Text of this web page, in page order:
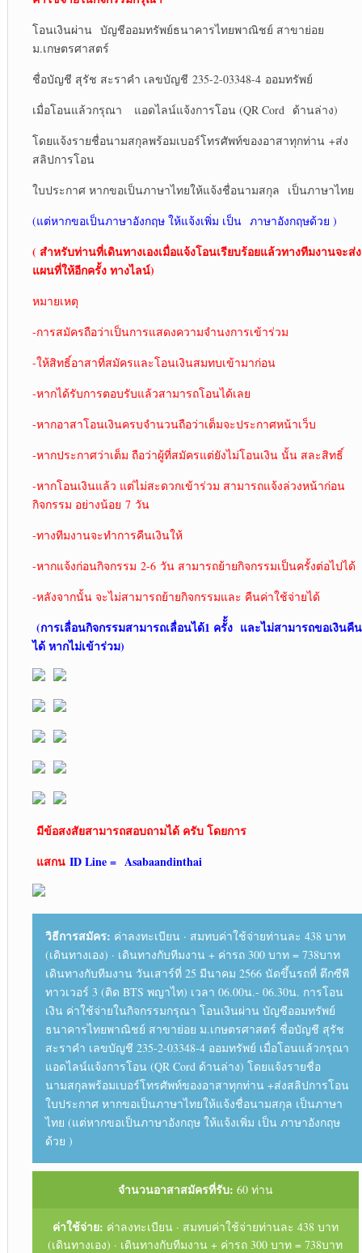
โอนเงินผ่าน บัญชีออมทรัพย์ธนาคารไทยพาณิชย์ สาขาย่อย
ม.เกษตรศาสตร์
ชื่อบัญชี สุรัช สะราคำ เลขบัญชี 235-2-03348-4 ออมทรัพย์
เมื่อโอนแล้วกรุณา แอดไลน์แจ้งการโอน (QR Cord ด้านล่าง)
โดยแจ้งรายชื่อนามสกุลพร้อมเบอร์โทรศัพท์ของอาสาทุกท่าน +ส่ง
สลิปการโอน
ใบประกาศ หากขอเป็นภาษาไทยให้แจ้งชื่อนามสกุล เป็นภาษาไทย
(แต่หากขอเป็นภาษาอังกฤษ ให้แจ้งเพิ่ม เป็น ภาษาอังกฤษด้วย )
( สำหรับท่านที่เดินทางเองเมื่อแจ้งโอนเรียบร้อยแล้วทางทีมงานจะส่ง
แผนที่ให้อีกครั้ง ทางไลน์)
หมายเหตุ
-การสมัครถือว่าเป็นการแสดงความจำนงการเข้าร่วม
-ให้สิทธิ์อาสาที่สมัครและโอนเงินสมทบเข้ามาก่อน
-หากได้รับการตอบรับแล้วสามารถโอนได้เลย
-หากอาสาโอนเงินครบจำนวนถือว่าเต็มจะประกาศหน้าเว็บ
-หากประกาศว่าเต็ม ถือว่าผู้ที่สมัครแต่ยังไม่โอนเงิน นั้น สละสิทธิ์
-หากโอนเงินแล้ว แต่ไม่สะดวกเข้าร่วม สามารถแจ้งล่วงหน้าก่อน
กิจกรรม อย่างน้อย 7 วัน
-ทางทีมงานจะทำการคืนเงินให้
-หากแจ้งก่อนกิจกรรม 2-6 วัน สามารถย้ายกิจกรรมเป็นครั้งต่อไปได้
-หลังจากนั้น จะไม่สามารถย้ายกิจกรรมและ คืนค่าใช้จ่ายได้
(การเลื่อนกิจกรรมสามารถเลื่อนได้1 ครัั้ง และไม่สามารถขอเงินคืน
ได้ หากไม่เข้าร่วม)
มีข้อสงสัยสามารถสอบถามได้ ครับ โดยการ
แสกน ID Line = Asabaandinthai
วิธีการสมัคร: ค่าลงทะเบียน · สมทบค่าใช้จ่ายท่านละ 438 บาท
(เดินทางเอง) · เดินทางกับทีมงาน + ค่ารถ 300 บาท = 738บาท
เดินทางกับทีมงาน วันเสาร์ที่ 25 มีนาคม 2566 นัดขึ้นรถที่ ตึกซีพี
ทาวเวอร์ 3 (ติด BTS พญาไท) เวลา 06.00น.- 06.30น. การโอน
เงิน ค่าใช้จ่ายในกิจกรรมกรุณา โอนเงินผ่าน บัญชีออมทรัพย์
ธนาคารไทยพาณิชย์ สาขาย่อย ม.เกษตรศาสตร์ ชื่อบัญชี สุรัช
สะราคำ เลขบัญชี 235-2-03348-4 ออมทรัพย์ เมื่อโอนแล้วกรุณา
แอดไลน์แจ้งการโอน (QR Cord ด้านล่าง) โดยแจ้งรายชื่อ
นามสกุลพร้อมเบอร์โทรศัพท์ของอาสาทุกท่าน +ส่งสลิปการโอน
ใบประกาศ หากขอเป็นภาษาไทยให้แจ้งชื่อนามสกุล เป็นภาษา
ไทย (แต่หากขอเป็นภาษาอังกฤษ ให้แจ้งเพิ่ม เป็น ภาษาอังกฤษ
ด้วย )
จำนวนอาสาสมัครที่รับ: 60 ท่าน
ค่าใช้จ่าย: ค่าลงทะเบียน · สมทบค่าใช้จ่ายท่านละ 438 บาท
(เดินทางเอง) · เดินทางกับทีมงาน + ค่ารถ 300 บาท = 738บาท